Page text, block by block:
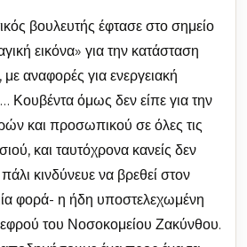
βουλευτής έφτασε στο σημείο
εικόνα» για την κατάσταση
αναφορές για ενεργειακή
Κουβέντα όμως δεν είπε για την
και προσωπικού σε όλες τις
και ταυτόχρονα κανείς δεν
κινδύνευε να βρεθεί στον
φορά- η ήδη υποστελεχωμένη
του Νοσοκομείου Ζακύνθου.